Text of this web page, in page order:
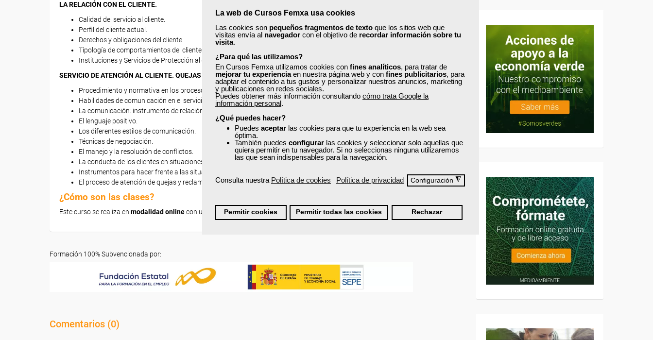
La web de Cursos Femxa usa cookies
Las cookies son pequeños fragmentos de texto que los sitios web que
visitas envía al navegador con el objetivo de recordar información sobre tu
visita.
¿Para qué las utilizamos?
En Cursos Femxa utilizamos cookies con fines analíticos, para tratar de
mejorar tu experienciaen nuestra página web y con fines publicitarios, para
adaptar el contenido a tus gustos y personalizar nuestros anuncios, marketing
y publicaciones en redes sociales.
Puedes obtener más información consultando cómo trata Google la
información personal.
¿Qué puedes hacer?
Puedes aceptar las cookies para que tu experiencia en la web sea
óptima.
También puedes configurar las cookies y seleccionar solo aquellas que
quiera permitir en tu navegador. Si no seleccionas ninguna utilizaremos
las que sean indispensables para la navegación.
Consulta nuestra Política de cookies Política de privacidad Configuración ◮
Permitir cookies Permitir todas las cookies Rechazar
LA RELACIÓN CON EL CLIENTE.
Calidad del servicio al cliente.
Perfil del cliente actual.
Derechos y obligaciones del cliente.
Tipología de comportamientos del cliente y estrategias de gestión.
Instituciones y Servicios de Protección al consumidor.
SERVICIO DE ATENCIÓN AL CLIENTE. QUEJAS Y RECLAMACIONES.
Procedimiento y normativa en los procesos de reclamación. Documentos necesarios.
Habilidades de comunicación en el servicio de atención al cliente.
La comunicación: instrumento de relación y atención al cliente.
El lenguaje positivo.
Los diferentes estilos de comunicación.
Técnicas de negociación.
El manejo y la resolución de conflictos.
La conducta de los clientes en situaciones difíciles.
Instrumentos para hacer frente a las situaciones difíciles.
El proceso de atención de quejas y reclamaciones.
¿Cómo son las clases?
Este curso se realiza en modalidad onlinecon una duración de30 horas.
Formación 100% Subvencionada por:
Comentarios (0)